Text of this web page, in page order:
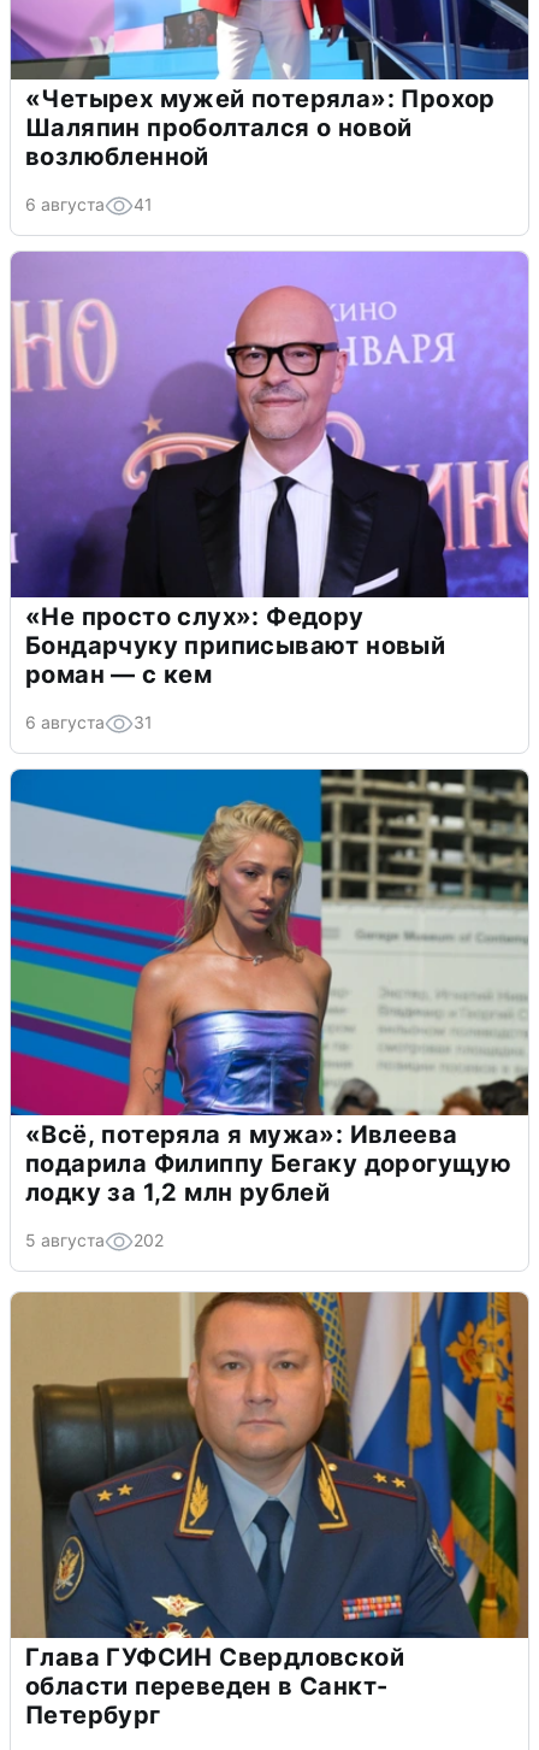
«Четырех мужей потеряла»: Прохор
Шаляпин проболтался о новой
возлюбленной
6 августа 41
«Не просто слух»: Федору
Бондарчуку приписывают новый
роман — с кем
6 августа 31
«Всё, потеряла я мужа»: Ивлеева
подарила Филиппу Бегаку дорогущую
лодку за 1,2 млн рублей
5 августа 202
Глава ГУФСИН Свердловской
области переведен в Санкт-
Петербург